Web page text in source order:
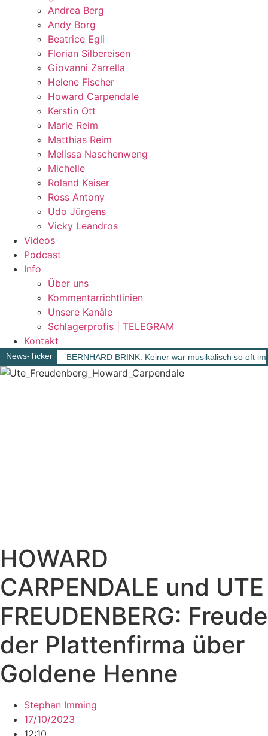
Andrea Berg
Andy Borg
Beatrice Egli
Florian Silbereisen
Giovanni Zarrella
Helene Fischer
Howard Carpendale
Kerstin Ott
Marie Reim
Matthias Reim
Melissa Naschenweng
Michelle
Roland Kaiser
Ross Antony
Udo Jürgens
Vicky Leandros
Videos
Podcast
Info
Über uns
Kommentarrichtlinien
Unsere Kanäle
Schlagerprofis | TELEGRAM
Kontakt
News-Ticker BERNHARD BRINK: Keiner war musikalisch so oft
HOWARD
CARPENDALE und UTE
FREUDENBERG: Freude
der Plattenfirma über
Goldene Henne
Stephan Imming
17/10/2023
12:10